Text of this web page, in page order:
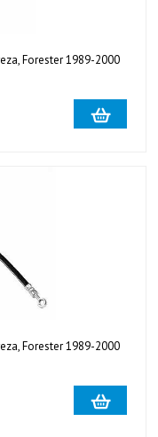
Forester 1989-2000
Forester 1989-2000